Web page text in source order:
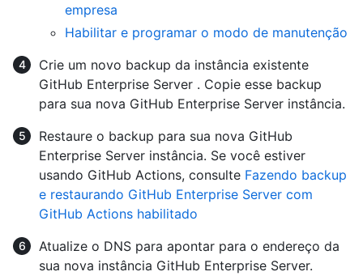
empresa
Habilitar e programar o modo de manutenção
Crie um novo backup da instância existente
GitHub Enterprise Server . Copie esse backup
para sua nova GitHub Enterprise Server instância.
Restaure o backup para sua nova GitHub
Enterprise Server instância. Se você estiver
usando GitHub Actions, consulte Fazendo backup
e restaurando GitHub Enterprise Server com
GitHub Actions habilitado
Atualize o DNS para apontar para o endereço da
sua nova instância GitHub Enterprise Server.